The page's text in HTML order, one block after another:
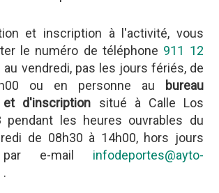
et inscription à l'activité, vous
le numéro de téléphone 911 12
au vendredi, pas les jours fériés, de
ou en personne au
bureau
d'inscription situé à Calle Los
pendant les heures ouvrables du
de 08h30 à 14h00, hors jours
e-mail infodeportes@ayto-
.